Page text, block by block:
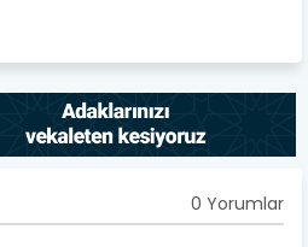
0 Yorumlar